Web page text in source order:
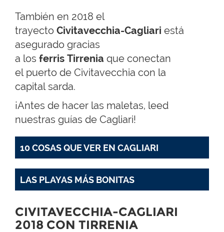
También en 2018 el
trayecto Civitavecchia-Cagliari está
asegurado gracias
a los ferris Tirrenia que conectan
el puerto de Civitavecchia con la
capital sarda.
¡Antes de hacer las maletas, leed
nuestras guías de Cagliari!
10 COSAS QUE VER EN CAGLIARI
LAS PLAYAS MÁS BONITAS
CIVITAVECCHIA-CAGLIARI
2018 CON TIRRENIA